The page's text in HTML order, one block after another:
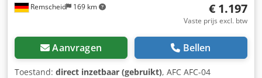
Remscheid 169 km € 1.197
Vaste prijs excl. btw
Aanvragen Bellen
Toestand: direct inzetbaar (gebruikt), AFC AFC-04